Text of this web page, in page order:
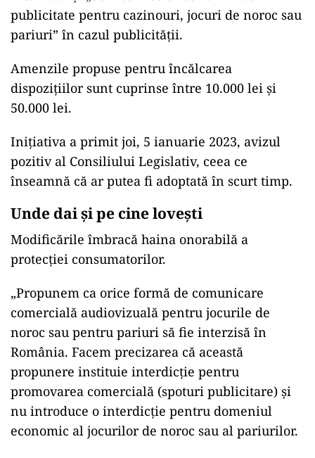
publicitate pentru cazinouri, jocuri de noroc sau
pariuri” în cazul publicității.
Amenzile propuse pentru încălcarea
dispozițiilor sunt cuprinse între 10.000 lei și
50.000 lei.
Inițiativa a primit joi, 5 ianuarie 2023, avizul
pozitiv al Consiliului Legislativ, ceea ce
înseamnă că ar putea fi adoptată în scurt timp.
Unde dai și pe cine lovești
Modificările îmbracă haina onorabilă a
protecției consumatorilor.
„Propunem ca orice formă de comunicare
comercială audiovizuală pentru jocurile de
noroc sau pentru pariuri să fie interzisă în
România. Facem precizarea că această
propunere instituie interdicţie pentru
promovarea comercială (spoturi publicitare) şi
nu introduce o interdicţie pentru domeniul
economic al jocurilor de noroc sau al pariurilor.